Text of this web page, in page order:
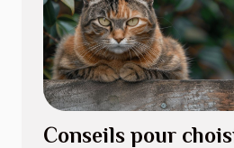
Conseils pour